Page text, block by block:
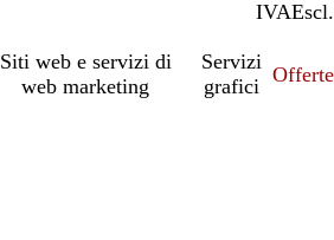
IVAIncl.
Escl.
Siti web e servizi di
web marketing
Servizi
grafici
Offerte